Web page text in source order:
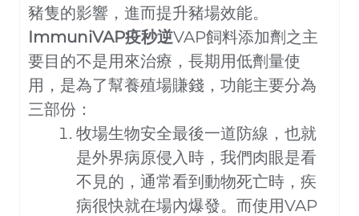
豬隻的影響，進而提升豬場效能。
ImmuniVAP疫秒逆VAP飼料添加劑之主
要目的不是用來治療，長期用低劑量使
用，是為了幫養殖場賺錢，功能主要分為
三部份：
牧場生物安全最後一道防線，也就
是外界病原侵入時，我們肉眼是看
不見的，通常看到動物死亡時，疾
病很快就在場內爆發。而使用VAP